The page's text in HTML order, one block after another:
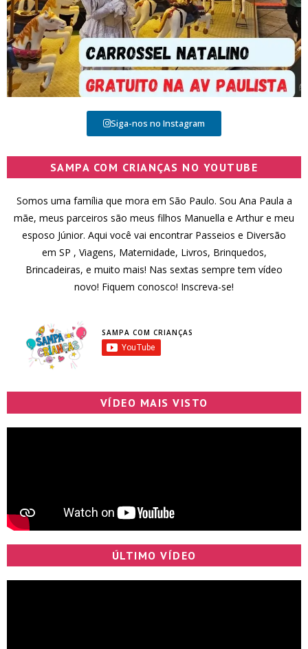
Siga-nos no Instagram
SAMPA COM CRIANÇAS NO YOUTUBE
Somos uma família que mora em São Paulo. Sou Ana Paula a
mãe, meus parceiros são meus filhos Manuella e Arthur e meu
esposo Júnior. Aqui você vai encontrar Passeios e Diversão
em SP , Viagens, Maternidade, Livros, Brinquedos,
Brincadeiras, e muito mais! Nas sextas sempre tem vídeo
novo! Fiquem conosco! Inscreva-se!
SAMPA COM CRIANÇAS
VÍDEO MAIS VISTO
ÚLTIMO VÍDEO